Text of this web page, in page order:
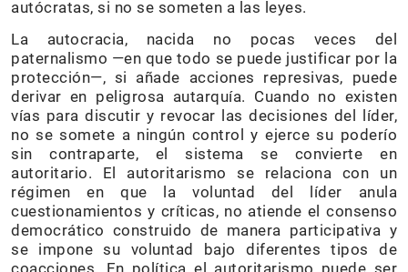
autócratas, si no se someten a las leyes.
La autocracia, nacida no pocas veces del
paternalismo —en que todo se puede justificar por la
protección—, si añade acciones represivas, puede
derivar en peligrosa autarquía. Cuando no existen
vías para discutir y revocar las decisiones del líder,
no se somete a ningún control y ejerce su poderío
sin contraparte, el sistema se convierte en
autoritario. El autoritarismo se relaciona con un
régimen en que la voluntad del líder anula
cuestionamientos y críticas, no atiende el consenso
democrático construido de manera participativa y
se impone su voluntad bajo diferentes tipos de